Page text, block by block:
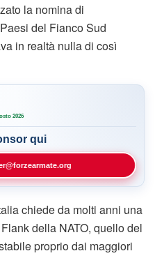
la nomina di
del Fianco Sud
in realtà nulla di così
2026
qui
chiede da molti anni una
della NATO, quello del
proprio dai maggiori